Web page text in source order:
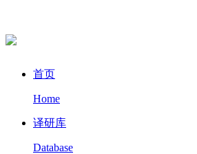
首页
Home
译研库
Database